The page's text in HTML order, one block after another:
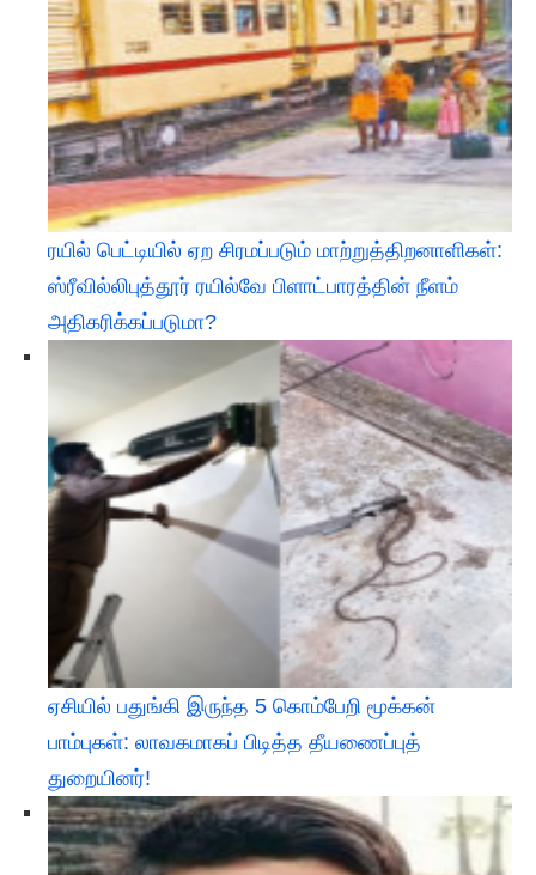
ரயில் பெட்டியில் ஏற சிரமப்படும் மாற்றுத்திறனாளிகள்:
ஸ்ரீவில்லிபுத்தூர் ரயில்வே பிளாட்பாரத்தின் நீளம்
அதிகரிக்கப்படுமா?
ஏசியில் பதுங்கி இருந்த 5 கொம்பேறி மூக்கன்
பாம்புகள்: லாவகமாகப் பிடித்த தீயணைப்புத்
துறையினர்!